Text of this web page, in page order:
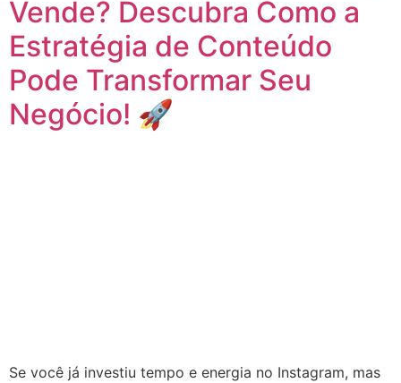
Vende? Descubra Como a
Estratégia de Conteúdo
Pode Transformar Seu
Negócio! 🚀
Se você já investiu tempo e energia no Instagram, mas